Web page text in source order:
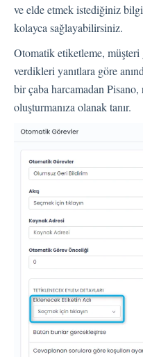
Müşteri Yanıtlama
Geri Bildirimlerle İlgili Sorular
Dışarı Aktar
Atama
Akışlar
Soru Tipleri S.S.S
Butonlar
KVKK
Akış Sayfaları
Akış Ayarları
Kanallar
Link Kanalı
ve elde etmek istediğiniz
kolayca sağlayabilirsiniz.
Otomatik etiketleme,
verdikleri yanıtlara göre
bir çaba harcamadan Pisano,
oluşturmanıza olanak tanır.